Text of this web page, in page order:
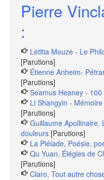
Pierre
:
Létitia Mouze - Le
[Parutions]
Étienne Anheim-
[Parutions]
Seamus Heaney -
Li Shangyin -
[Parutions]
Guillaume Apollinaire,
douleurs [Parutions]
La Pléiade, Poésie,
Qu Yuan, Élégies de
[Parutions]
Claro, Tout autre